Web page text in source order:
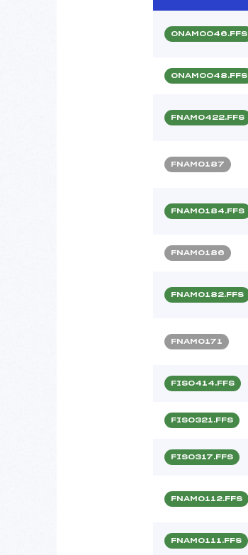
ONAM0046.FFS
ONAM0048.FFS
FNAM0422.FFS
FNAM0187
FNAM0184.FFS
FNAM0186
FNAM0182.FFS
FNAM0171
FIS0414.FFS
FIS0321.FFS
FIS0317.FFS
FNAM0112.FFS
FNAM0111.FFS